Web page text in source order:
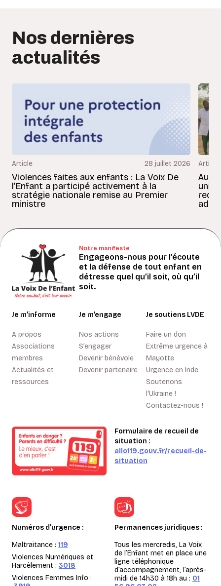
Nos dernières
actualités
Article 28 juillet 2026
Violences faites aux enfants : La Voix De
l’Enfant a participé activement à la
stratégie nationale remise au Premier
ministre
Article
Au
Notre manifeste
Engageons-nous pour l’écoute
et la défense de tout enfant en
détresse quel qu’il soit, où qu’il
soit.
Je m’informe
A propos
Associations
membres
Actualités et
ressources
Je m’engage
Nos actions
S’engager
Devenir bénévole
Devenir partenaire
Je soutiens LVDE
Faire un don
Extrême urgence à
Mayotte
Urgence en Inde
Soutenons
l'Ukraine !
Contactez-nous !
Formulaire de recueil de
situation :
allo119.gouv.fr/recueil-de-
situation
Numéros d’urgence :
Maltraitance : 119
Violences Numériques et
Harcèlement : 3018
Violences Femmes Info :
Permanences juridiques :
Tous les mercredis, La Voix
de l’Enfant met en place une
ligne téléphonique
d’accompagnement, l’après-
midi de 14h30 à 18h au : 01